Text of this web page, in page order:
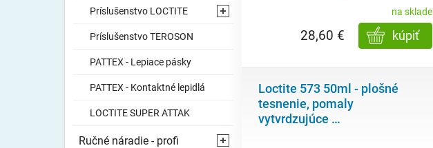
Príslušenstvo LOCTITE
Príslušenstvo TEROSON
PATTEX - Lepiace pásky
PATTEX - Kontaktné lepidlá
LOCTITE SUPER ATTAK
Ručné náradie - profi
na sklade
kúpiť
28,60 €
Loctite 573 50ml - plošné
tesnenie, pomaly
vytvrdzujúce …